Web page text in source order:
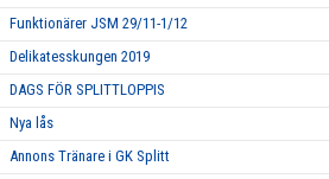
Funktionärer JSM 29/11-1/12
Delikatesskungen 2019
DAGS FÖR SPLITTLOPPIS
Nya lås
Annons Tränare i GK Splitt